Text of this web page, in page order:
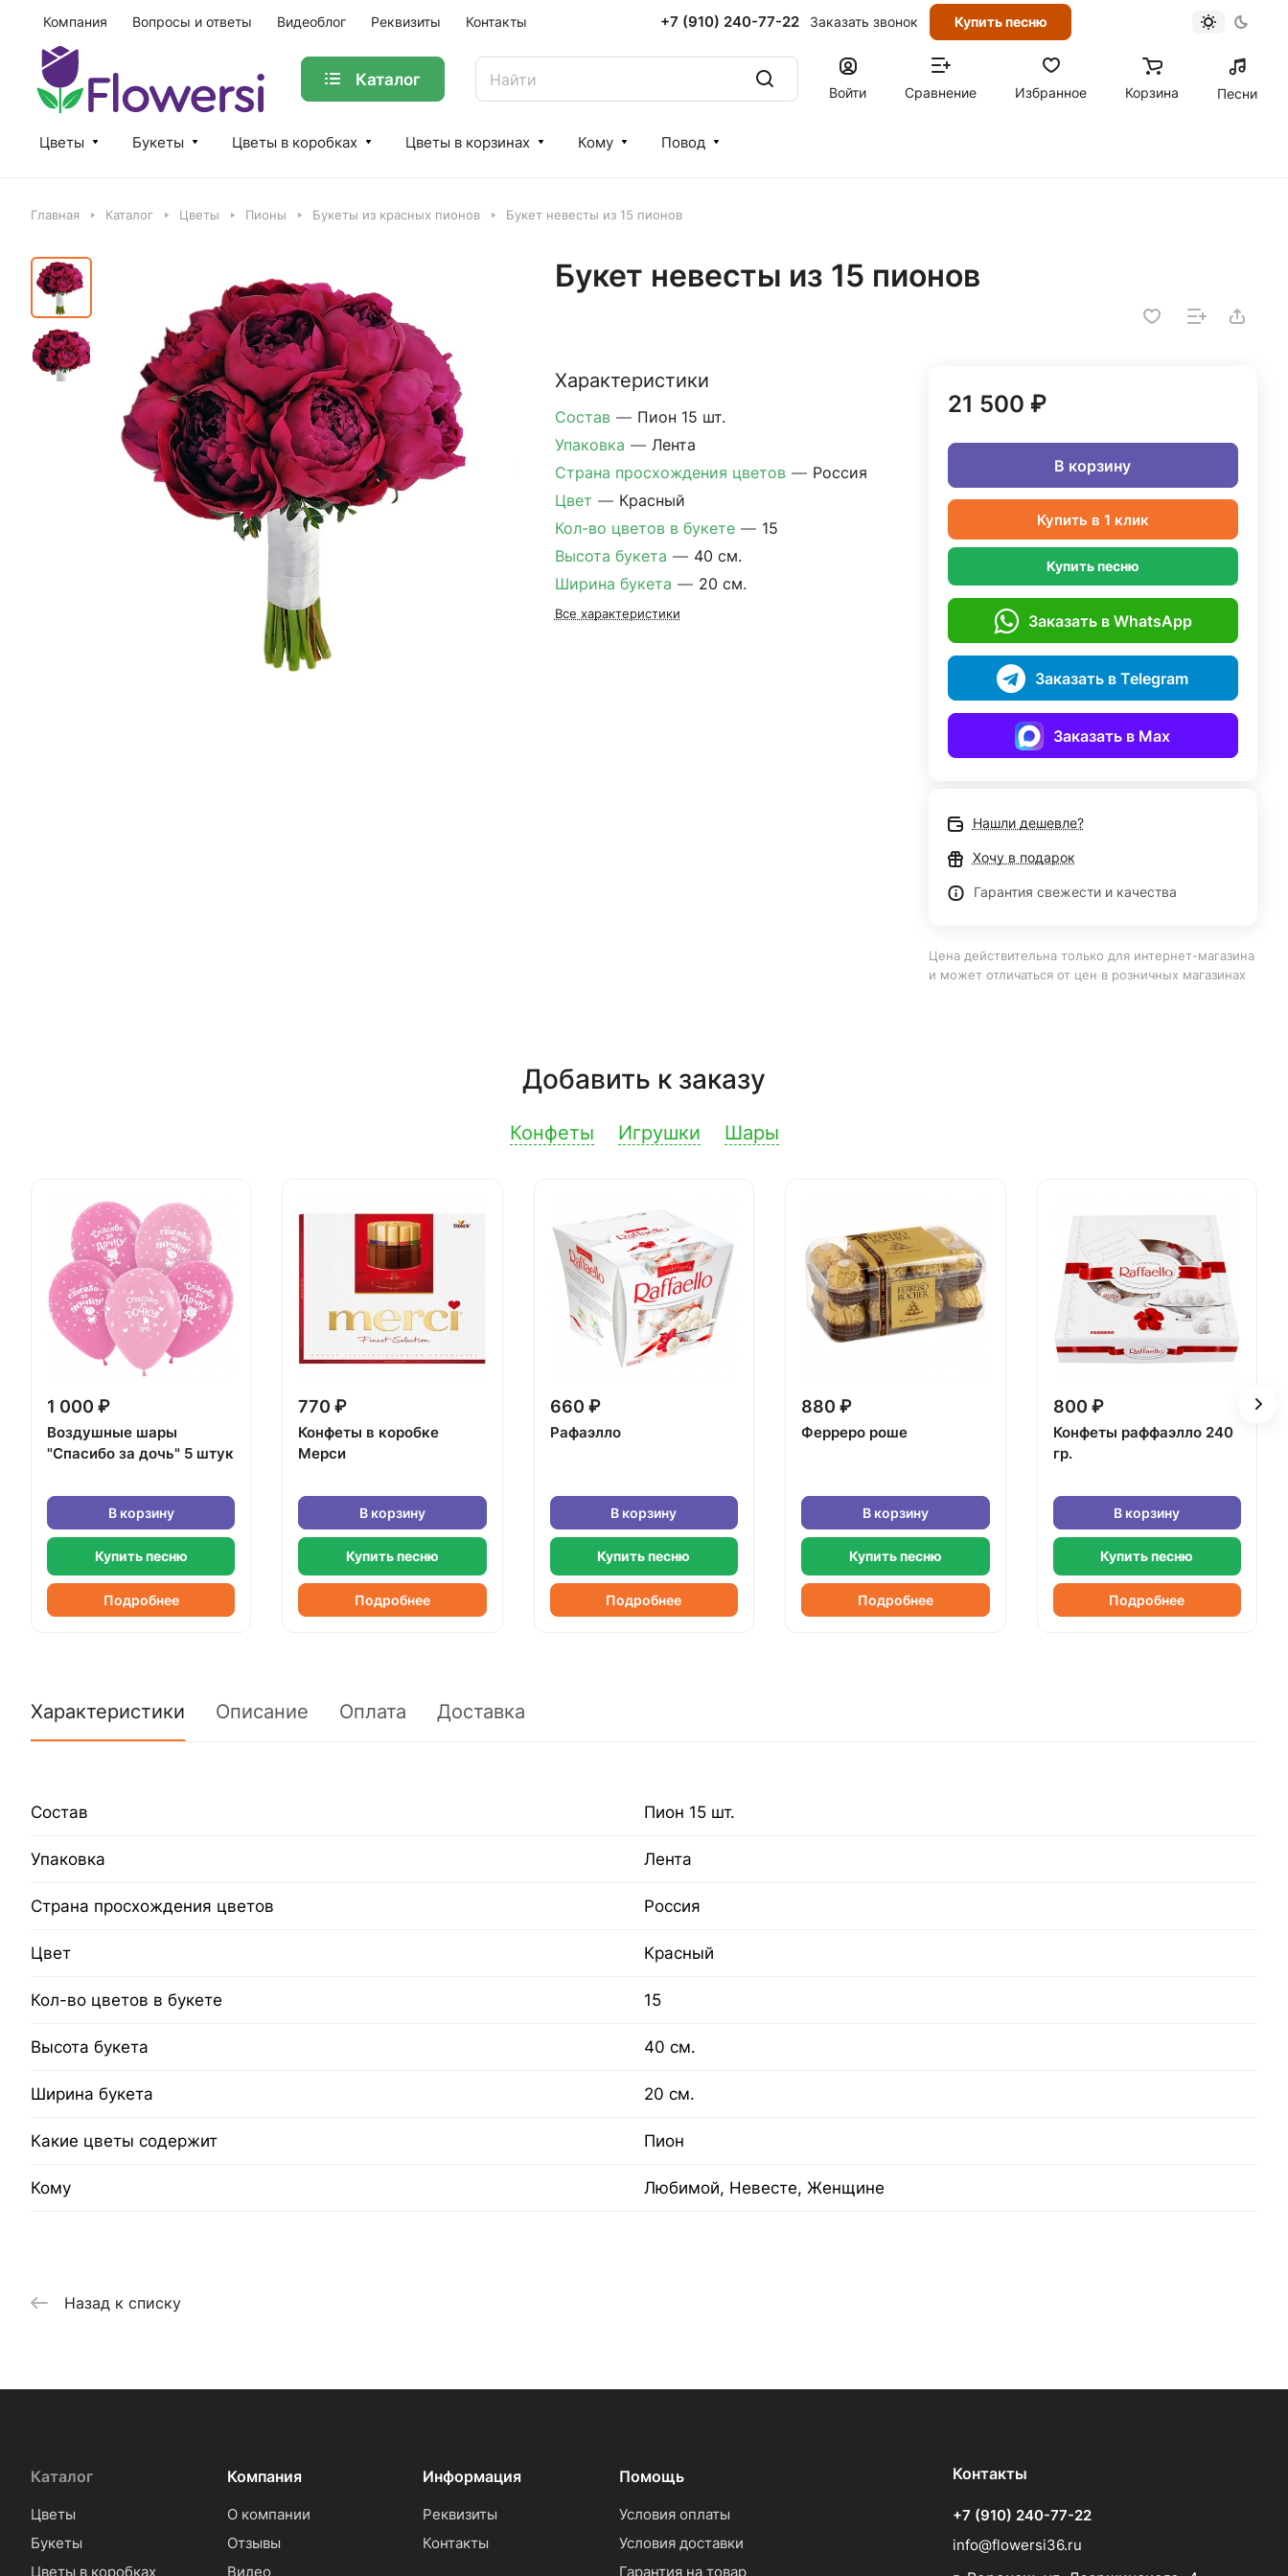
Компания Вопросы и ответы Видеоблог Реквизиты Контакты +7 (910) 240-77-22 Заказать звонок Купить песню
Каталог
Войти Сравнение Избранное Корзина Песни
Цветы Букеты Цветы в коробках Цветы в корзинах Кому Повод
Главная Каталог Цветы Пионы Букеты из красных пионов Букет невесты из 15 пионов
Букет невесты из 15 пионов
Характеристики
Состав — Пион 15 шт.
Упаковка — Лента
Страна просхождения цветов — Россия
Цвет — Красный
Кол-во цветов в букете — 15
Высота букета — 40 см.
Ширина букета — 20 см.
Все характеристики
21 500 ₽
В корзину
Купить в 1 клик
Купить песню
Заказать в WhatsApp
Заказать в Telegram
Заказать в Max
Нашли дешевле?
Хочу в подарок
Гарантия свежести и качества
Цена действительна только для интернет-магазина
и может отличаться от цен в розничных магазинах
Добавить к заказу
Конфеты Игрушки Шары
1 000 ₽
Воздушные шары
"Спасибо за дочь" 5 штук
В корзину
Купить песню
Подробнее
770 ₽
Конфеты в коробке
Мерси
В корзину
Купить песню
Подробнее
660 ₽
Рафаэлло
В корзину
Купить песню
Подробнее
880 ₽
Ферреро роше
В корзину
Купить песню
Подробнее
800 ₽
Конфеты раффаэлло 240
гр.
В корзину
Купить песню
Подробнее
Характеристики Описание Оплата Доставка
Состав Пион 15 шт.
Упаковка Лента
Страна просхождения цветов Россия
Цвет Красный
Кол-во цветов в букете 15
Высота букета 40 см.
Ширина букета 20 см.
Какие цветы содержит Пион
Кому Любимой, Невесте, Женщине
Назад к списку
Каталог
Цветы
Букеты
Цветы в коробках
Компания
О компании
Отзывы
Видео
Информация
Реквизиты
Контакты
Помощь
Условия оплаты
Условия доставки
Гарантия на товар
Контакты
+7 (910) 240-77-22
info@flowersi36.ru